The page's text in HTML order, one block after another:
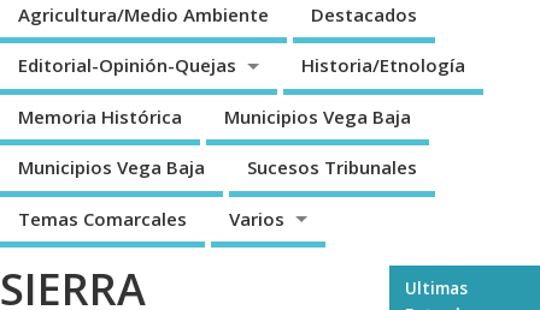
Agricultura/Medio Ambiente Destacados
Editorial-Opinión-Quejas Historia/Etnología
Memoria Histórica Municipios Vega Baja
Municipios Vega Baja Sucesos Tribunales
Temas Comarcales Varios
SIERRA
Ultimas